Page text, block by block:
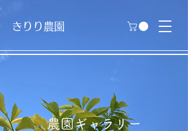
きりり農園
農園ギャラリー